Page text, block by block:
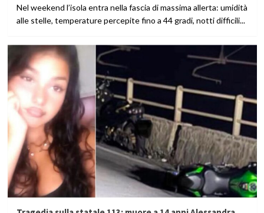
Nel weekend l’isola entra nella fascia di massima allerta: umidità
alle stelle, temperature percepite fino a 44 gradi, notti difficili...